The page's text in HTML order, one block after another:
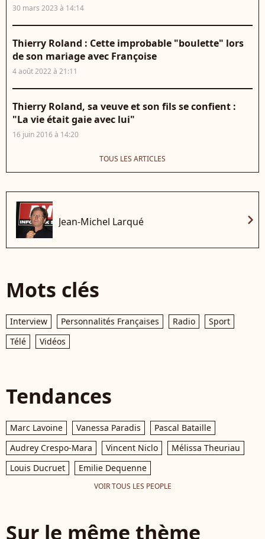
30 mars 2023 à 14:14
Thierry Roland : Cette improbable "boulette" lors
de son mariage avec Françoise
4 août 2022 à 21:11
Thierry Roland, sa veuve et son fils se confient :
"La vie était gaie avec lui"
16 juin 2016 à 14:20
TOUS LES ARTICLES
Jean-Michel Larqué chevron_right
Mots clés
Interview Personnalités Françaises Radio
Sport
Télé
Vidéos
Tendances
Marc Lavoine Vanessa Paradis
Pascal Bataille
Audrey Crespo-Mara
Vincent Niclo
Mélissa Theuriau
Louis Ducruet
Emilie Dequenne
VOIR TOUS LES PEOPLE
Sur le même thème